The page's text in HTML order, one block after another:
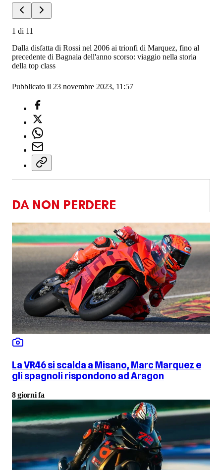
1 di 11
Dalla disfatta di Rossi nel 2006 ai trionfi di Marquez, fino al
precedente di Bagnaia dell'anno scorso: viaggio nella storia
della top class
Pubblicato il 23 novembre 2023, 11:57
DA NON PERDERE
La VR46 si scalda a Misano, Marc Marquez e
gli spagnoli rispondono ad Aragon
8 giorni fa